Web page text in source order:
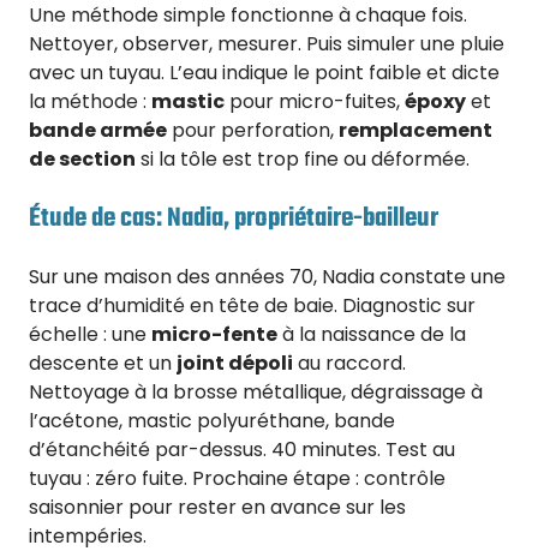
Une méthode simple fonctionne à chaque fois.
Nettoyer, observer, mesurer. Puis simuler une pluie
avec un tuyau. L’eau indique le point faible et dicte
la méthode : mastic pour micro-fuites,époxyet
bande armée pour perforation, remplacement
de section si la tôle est trop fine ou déformée.
Étude de cas: Nadia, propriétaire-bailleur
Sur une maison des années 70, Nadia constate une
trace d’humidité en tête de baie. Diagnostic sur
échelle : une micro-fenteà la naissance de la
descente et un joint dépoli au raccord.
Nettoyage à la brosse métallique, dégraissage à
l’acétone, mastic polyuréthane, bande
d’étanchéité par-dessus. 40 minutes. Test au
tuyau : zéro fuite. Prochaine étape : contrôle
saisonnier pour rester en avance sur les
intempéries.